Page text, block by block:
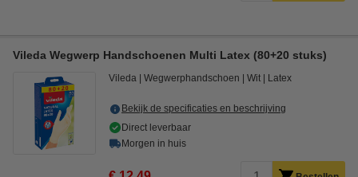
Vileda Wegwerp Handschoenen Multi Latex (80+20 stuks)
Vileda Wegwerphandschoen Wit Latex
Bekijk de specificaties en beschrijving
Direct leverbaar
Morgen in huis